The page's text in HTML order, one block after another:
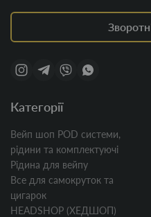
Категорії
Вейп шоп POD системи,
рідини та комплектуючі
Рідина для вейпу
Все для самокруток та
цигарок
HEADSHOP (ХЕДШОП)